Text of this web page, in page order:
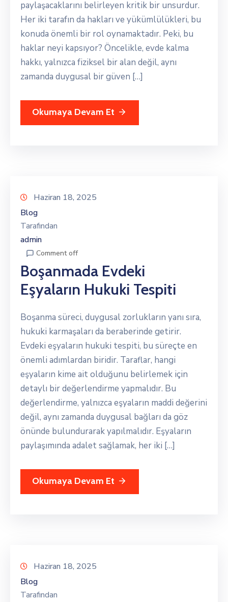
paylaşacaklarını belirleyen kritik bir unsurdur.
Her iki tarafın da hakları ve yükümlülükleri, bu
konuda önemli bir rol oynamaktadır. Peki, bu
haklar neyi kapsıyor? Öncelikle, evde kalma
hakkı, yalnızca fiziksel bir alan değil, aynı
zamanda duygusal bir güven […]
Okumaya Devam Et
Haziran 18, 2025
Blog
Tarafından
admin
Comment off
Boşanmada Evdeki
Eşyaların Hukuki Tespiti
Boşanma süreci, duygusal zorlukların yanı sıra,
hukuki karmaşaları da beraberinde getirir.
Evdeki eşyaların hukuki tespiti, bu süreçte en
önemli adımlardan biridir. Taraflar, hangi
eşyaların kime ait olduğunu belirlemek için
detaylı bir değerlendirme yapmalıdır. Bu
değerlendirme, yalnızca eşyaların maddi değerini
değil, aynı zamanda duygusal bağları da göz
önünde bulundurarak yapılmalıdır. Eşyaların
paylaşımında adalet sağlamak, her iki […]
Okumaya Devam Et
Haziran 18, 2025
Blog
Tarafından